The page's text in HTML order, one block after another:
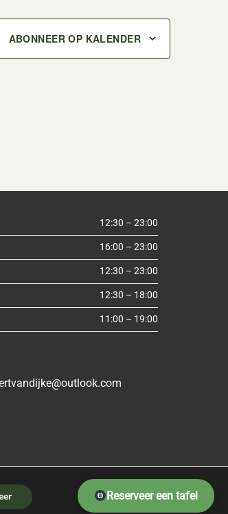
ABONNEER OP KALENDER
12:30 – 23:00
16:00 – 23:00
12:30 – 23:00
12:30 – 18:00
11:00 – 19:00
Reserveer een tafel